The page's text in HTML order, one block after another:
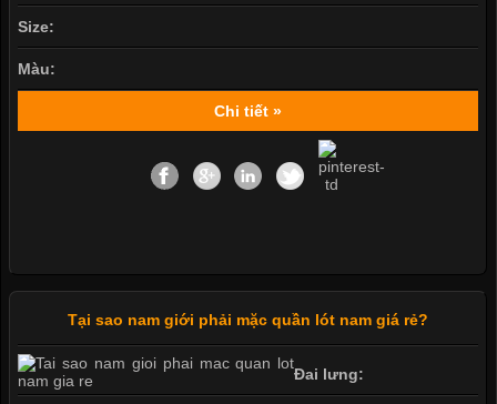
Size:
Màu:
Chi tiết »
Tại sao nam giới phải mặc quần lót nam giá rẻ?
Đai lưng: